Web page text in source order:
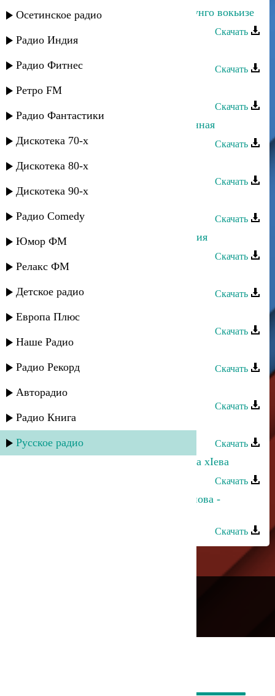
Осетинское радио
Радио Индия
Радио Фитнес
Ретро FM
Радио Фантастики
Дискотека 70-х
Дискотека 80-х
Дискотека 90-х
Радио Comedy
Юмор ФМ
Релакс ФМ
Детское радио
Европа Плюс
Наше Радио
Радио Рекорд
Авторадио
Радио Книга
Русское радио
Даку Гаджиев - Бесдал эбелалъе дунго вокьизе
Скачать
Скачать
Даку Асадулаев - Аварцам
Скачать
Ямлихан Гаджиев - Моя единственная
Скачать
Шамиль Гаджиев - Горный цветок
Скачать
Скачать
Динара Джамалудинова - Пожелания
Скачать
Скачать
Сабина Абдулаева - Пожелания
Скачать
Даку Асадулаев - Кадулха
Скачать
Скачать
Даку Асадулаев - Цо берцинай яс
Скачать
Шамиль Гаджиев - ХIунтIена читла хIева
Скачать
Шакир Гаджиев и Патимат Курбанова -
Скачать